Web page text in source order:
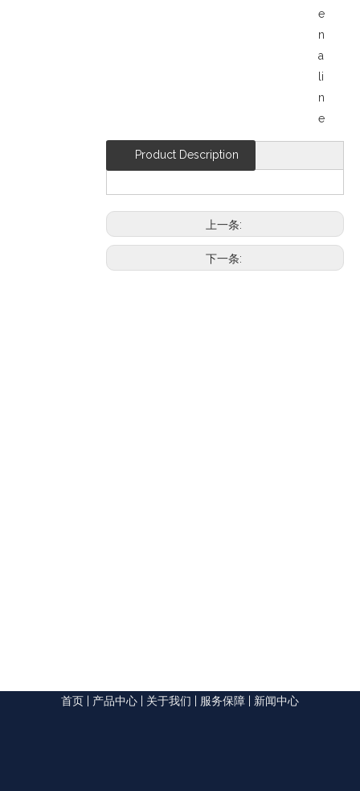
e
n
a
li
n
e
Product Description
上一条:
下一条:
首页 产品中心 关于我们 服务保障 新闻中心